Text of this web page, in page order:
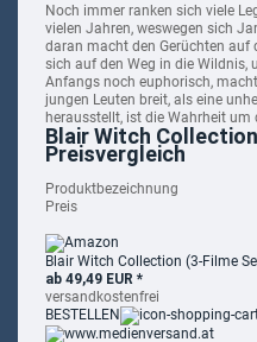
Noch immer ranken sich viele
vielen Jahren, weswegen sich
daran macht den Gerüchten auf
sich auf den Weg in die Wildnis,
Anfangs noch euphorisch,
jungen Leuten breit, als eine
herausstellt, ist die Wahrheit um
Blair Witch
Preisvergleich
Produktbezeichnung
Preis
Blair Witch Collection (3-Filme
ab 49,49 EUR *
versandkostenfrei
BESTELLEN